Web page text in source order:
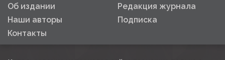
Об издании
Редакция журнала
Наши авторы
Подписка
Контакты